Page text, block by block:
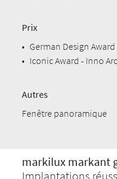
Prix
• German Design
• Iconic Award - Inno
Autres
Fenêtre panoramique
markilux markant
Implantations